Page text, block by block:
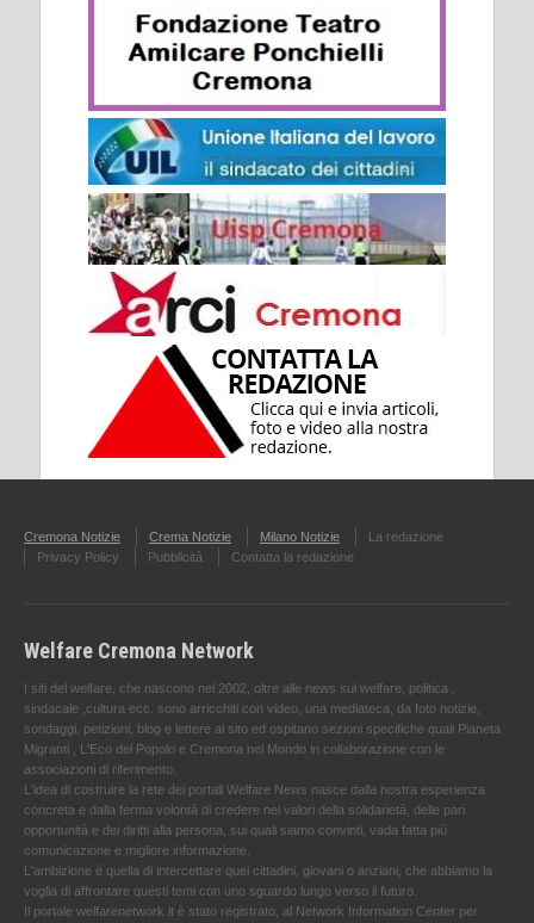
Cremona Notizie Crema Notizie Milano Notizie
La redazione
Privacy Policy
Pubblicità Contatta la redazione
Welfare Cremona Network
I siti del welfare, che nascono nel 2002, oltre alle news sul welfare, politica ,
sindacale ,cultura ecc. sono arricchiti con video, una mediateca, da foto notizie,
sondaggi, petizioni, blog e lettere al sito ed ospitano sezioni specifiche quali Pianeta
Migranti , L'Eco del Popolo e Cremona nel Mondo in collaborazione con le
associazioni di riferimento.
L'idea di costruire la rete dei portali Welfare News nasce dalla nostra esperienza
concreta e dalla ferma volontà di credere nei valori della solidarietà, delle pari
opportunità e dei diritti alla persona, sui quali siamo convinti, vada fatta più
comunicazione e migliore informazione.
L'ambizione è quella di intercettare quei cittadini, giovani o anziani, che abbiamo la
voglia di affrontare questi temi con uno sguardo lungo verso il futuro.
Il portale welfarenetwork.it è stato registrato, al Network Information Center per